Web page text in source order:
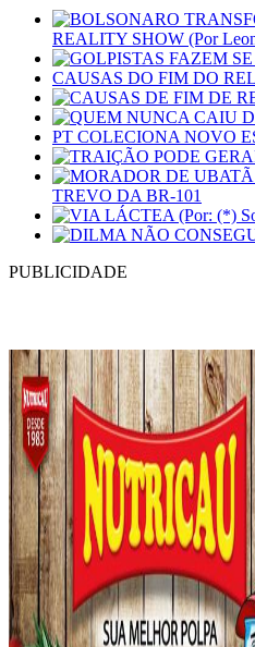
REALITY SHOW (Por
CAUSAS DO FIM DO
PT COLECIONA NOVO
TREVO DA BR-101
PUBLICIDADE